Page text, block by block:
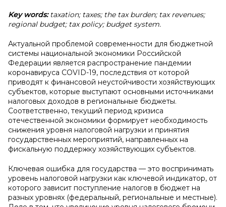
Key words: taxation; taxes; the tax burden; tax revenues;
regional budget; tax policy; budget system.
Актуальной проблемой современности для бюджетной
системы национальной экономики Российской
Федерации является распространение пандемии
коронавируса COVID-19, последствия от которой
приводят к финансовой неустойчивости хозяйствующих
субъектов, которые выступают основными источниками
налоговых доходов в региональные бюджеты.
Соответственно, текущий период кризиса
отечественной экономики формирует необходимость
снижения уровня налоговой нагрузки и принятия
государственных мероприятий, направленных на
фискальную поддержку хозяйствующих субъектов.
Ключевая ошибка для государства — это воспринимать
уровень налоговой нагрузки как ключевой индикатор, от
которого зависит поступление налогов в бюджет на
разных уровнях (федеральный, региональные и местные).